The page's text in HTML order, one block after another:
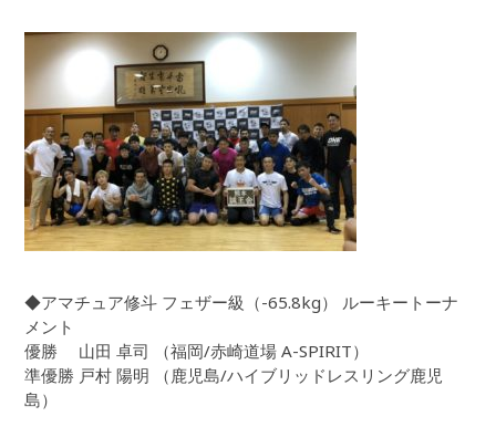
◆アマチュア修斗 フェザー級（-65.8kg） ルーキートーナ
メント
優勝 山田 卓司 （福岡/赤崎道場 A-SPIRIT）
準優勝 戸村 陽明 （鹿児島/ハイブリッドレスリング鹿児
島）